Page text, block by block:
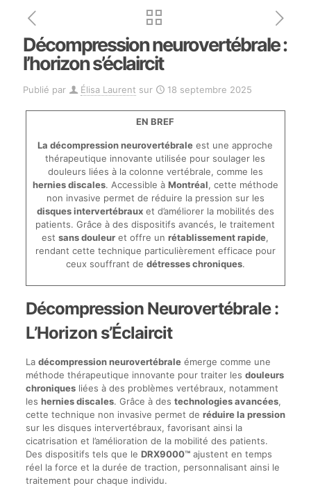
Décompression neurovertébrale :
l’horizon s’éclaircit
Publié par Élisa Laurent sur 18 septembre 2025
EN BREF
La décompression neurovertébrale est une approche
thérapeutique innovante utilisée pour soulager les
douleurs liées à la colonne vertébrale, comme les
hernies discales. Accessible à Montréal, cette méthode
non invasive permet de réduire la pression sur les
disques intervertébrauxet d’améliorer la mobilités des
patients. Grâce à des dispositifs avancés, le traitement
estsans douleur et offre unrétablissement rapide,
rendant cette technique particulièrement efficace pour
ceux souffrant de détresses chroniques.
Décompression Neurovertébrale :
L’Horizon s’Éclaircit
La décompression neurovertébraleémerge comme une
méthode thérapeutique innovante pour traiter les douleurs
chroniquesliées à des problèmes vertébraux, notamment
les hernies discales. Grâce à des technologies avancées,
cette technique non invasive permet de réduire la pression
sur les disques intervertébraux, favorisant ainsi la
cicatrisation et l’amélioration de la mobilité des patients.
Des dispositifs tels que le DRX9000™ajustent en temps
réel la force et la durée de traction, personnalisant ainsi le
traitement pour chaque individu.